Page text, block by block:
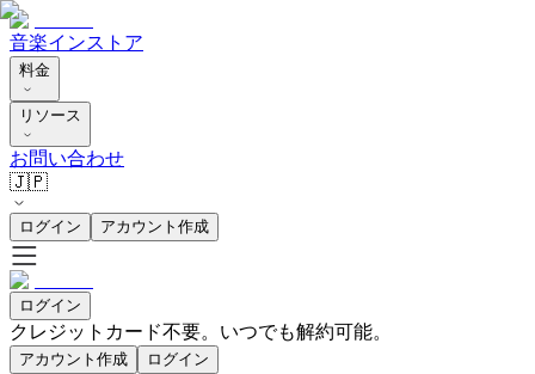
音楽インストア
料金
リソース
お問い合わせ
🇯🇵
ログイン アカウント作成
ログイン
クレジットカード不要。いつでも解約可能。
アカウント作成 ログイン